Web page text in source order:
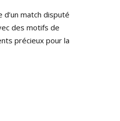
match disputé
des motifs de
précieux pour la